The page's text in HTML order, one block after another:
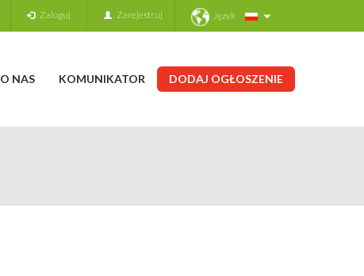
Język
Zaloguj Zarejestruj
O NAS KOMUNIKATOR DODAJ OGŁOSZENIE